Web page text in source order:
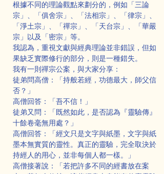
根據不同的理論觀點來劃分的，例如「三論
宗」、「俱舍宗」、「法相宗」、「律宗」、
「淨土宗」、「禪宗」、「天台宗」、「華嚴
宗」以及「密宗」等。
我認為，重視文獻與經典理論並非錯誤，但如
果缺乏實際修行的部分，則是一種錯失。
我有一則禪宗公案，與大家分享：
徒弟問高僧：「持般若經，功德最大，師父信
否？」
高僧回答：「吾不信！」
徒弟又問：「既然如此，是否認為『靈驗傳』
十餘卷毫無用處？」
高僧回答：「經文只是文字與紙墨，文字與紙
墨本無實質的靈性。真正的靈驗，完全取決於
持經人的用心，並非每個人都一樣。」
高僧接著說：「若把許多不同的經書放在案